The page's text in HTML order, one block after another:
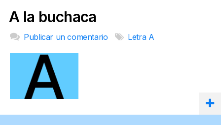
A la buchaca
Publicar un comentario Letra A